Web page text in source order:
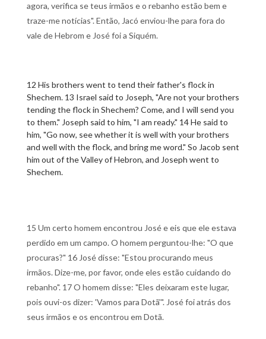
agora, verifica se teus irmãos e o rebanho estão bem e
traze-me notícias". Então, Jacó enviou-lhe para fora do
vale de Hebrom e José foi a Siquém.
12 His brothers went to tend their father's flock in
Shechem. 13 Israel said to Joseph, "Are not your brothers
tending the flock in Shechem? Come, and I will send you
to them." Joseph said to him, "I am ready." 14 He said to
him, "Go now, see whether it is well with your brothers
and well with the flock, and bring me word." So Jacob sent
him out of the Valley of Hebron, and Joseph went to
Shechem.
15 Um certo homem encontrou José e eis que ele estava
perdido em um campo. O homem perguntou-lhe: "O que
procuras?" 16 José disse: "Estou procurando meus
irmãos. Dize-me, por favor, onde eles estão cuidando do
rebanho". 17 O homem disse: "Eles deixaram este lugar,
pois ouvi-os dizer: 'Vamos para Dotã'". José foi atrás dos
seus irmãos e os encontrou em Dotã.